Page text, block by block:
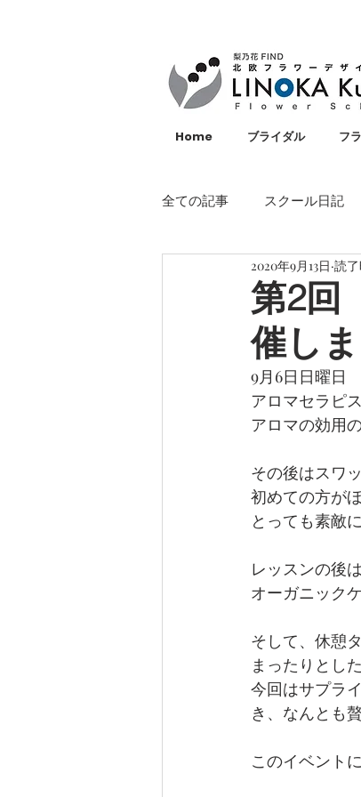
Home ブライダル フ
全ての記事 スクール日記
メディア・
LINOKA Kukka フラ
第2回
催し
2020年9月13日 読
9月6日日曜日
アロマセラピ
アロマの効用
その後はスワ
初めての方が
とっても素敵
レッスンの後
オーガニック
そして、休憩
まったりとし
今回はサプラ
き、なんとも
このイベント